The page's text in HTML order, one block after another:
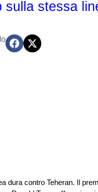
stessa
dura contro Teheran. Il